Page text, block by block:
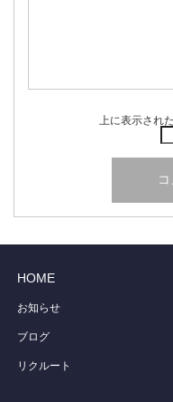
上に表示され
HOME
お知らせ
ブログ
リクルート